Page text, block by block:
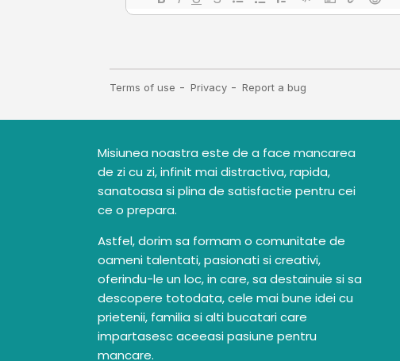
Misiunea noastra este de a face mancarea
de zi cu zi, infinit mai distractiva, rapida,
sanatoasa si plina de satisfactie pentru cei
ce o prepara.
Astfel, dorim sa formam o comunitate de
oameni talentati, pasionati si creativi,
oferindu-le un loc, in care, sa destainuie si sa
descopere totodata, cele mai bune idei cu
prietenii, familia si alti bucatari care
impartasesc aceeasi pasiune pentru
mancare.